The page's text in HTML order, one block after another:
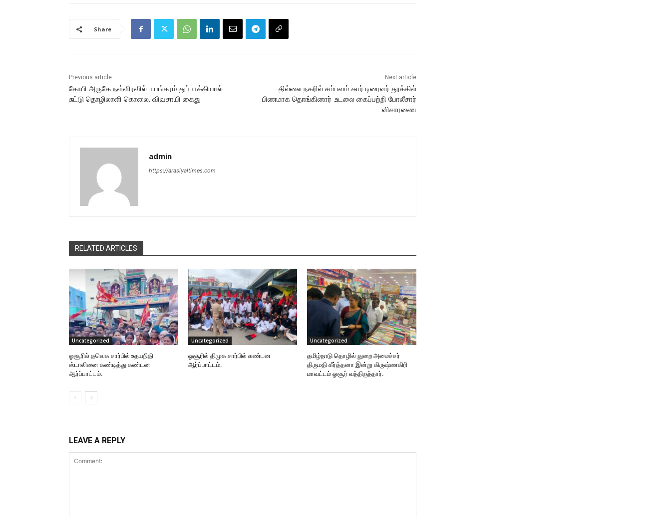
Share
Previous article
கோபி அருகே நள்ளிரவில் பயங்கரம் துப்பாக்கியால்
சுட்டு தொழிலாளி கொலை: விவசாயி கைது
Next article
தில்லை நகரில் சம்பவம் கார் டிரைவர் தூக்கில்
பிணமாக தொங்கினார் .உடலை கைப்பற்றி போலீசார்
விசாரணை
admin
https://arasiyaltimes.com
RELATED ARTICLES
Uncategorized
ஓசூரில் தவெக சார்பில் உதயநிதி
ஸ்டாலினை கண்டித்து கண்டன
ஆர்ப்பாட்டம்.
Uncategorized
ஓசூரில் திமுக சார்பில் கண்டன
ஆர்ப்பாட்டம்.
Uncategorized
தமிழ்நாடு தொழில் துறை அமைச்சர்
திருமதி கீர்த்தனா இன்று கிருஷ்ணகிரி
மாவட்டம் ஓசூர் வந்திருந்தார்.
LEAVE A REPLY